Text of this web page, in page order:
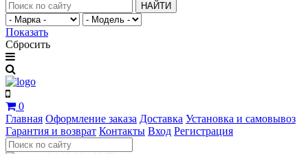
НАЙТИ
Показать
Сбросить
0
Главная Оформление заказа Доставка Установка и самовывоз
Гарантия и возврат Контакты Вход Регистрация